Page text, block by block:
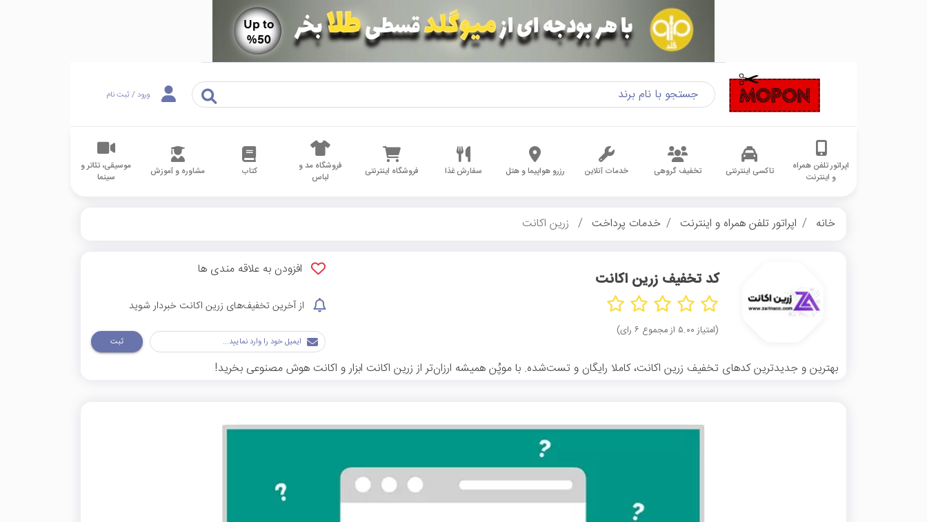
ورود / ثبت نام
اپراتور تلفن همراه
و اینترنت
تاکسی اینترنتی تخفیف گروهی خدمات آنلاین رزرو هواپیما و هتل سفارش غذا فروشگاه اینترنتی
فروشگاه مد و
لباس
کتاب مشاوره و آموزش
موسیقی، تئاتر و
سینما
خانه اپراتور تلفن همراه و اینترنت خدمات پرداخت زرین اکانت
کد تخفیف زرین اکانت
(امتیاز ۵.۰۰ از مجموع ۶ رای)
افزودن به علاقه مندی ها
از آخرین تخفیف‌های زرین اکانت خبردار شوید
ثبت
بهترین و جدیدترین کدهای تخفیف زرین اکانت، کاملا رایگان و تست‌شده. با موپُن همیشه ارزان‌تر از زرین اکانت ابزار و اکانت هوش مصنوعی بخرید!